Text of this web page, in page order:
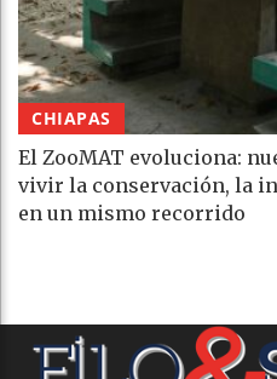
CHIAPAS
El ZooMAT evoluciona:
vivir la conservación, la
en un mismo recorrido